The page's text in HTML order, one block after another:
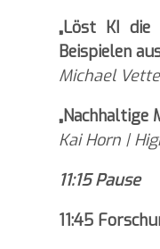
„Löst KI die
Beispielen
Michael
Kai Horn |
11:15 Pause
11:45